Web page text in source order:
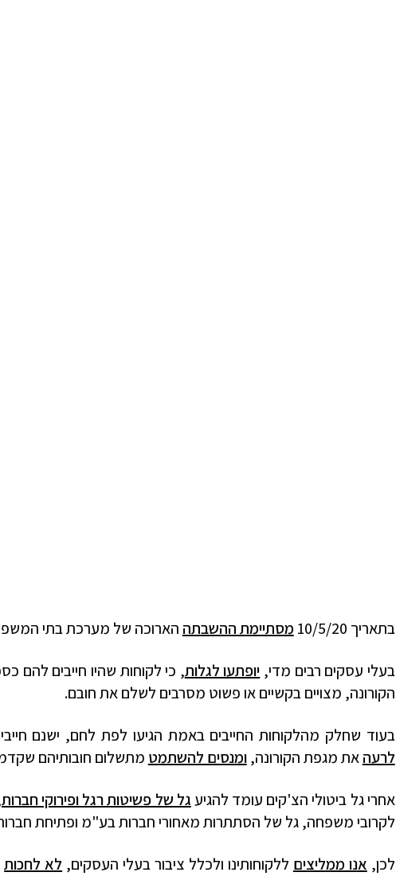
בתאריך 10/5/20 מסתיימת ההשבתה הארוכה של מערכת בתי
בעלי עסקים רבים מדי, יופתעו לגלות, כי לקוחות שהיו חייבים להם
הקורונה, מצויים בקשיים או פשוט מסרבים לשלם את חובם.
בעוד שחלק מהלקוחות החייבים באמת הגיעו לפת לחם, ישנם
לרעהאת מגפת הקורונה,ומנסים להשתמט מתשלום חובותיהם
אחרי גל ביטולי הצ'קים עומד להגיעגל של פשיטות רגל ופירוקי חברות
לקרובי משפחה, גל של הסתתרות מאחורי חברות בע"מ ופתיחת
לכן, אנו ממליצים ללקוחותינו ולכלל ציבור בעלי העסקים, לא לחכות